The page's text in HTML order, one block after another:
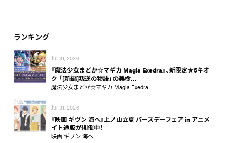
ランキング
Jul 31, 2026
『魔法少女まどか☆マギカ Magia Exedra』、新限定★5キオ
ク 「[新編]叛逆の物語」の美樹…
魔法少女まどか☆マギカ Magia Exedra
Jul 31, 2026
『映画 ギヴン 海へ』上ノ山立夏 バースデーフェア in アニメ
イト通販が開催中！
映画 ギヴン 海へ